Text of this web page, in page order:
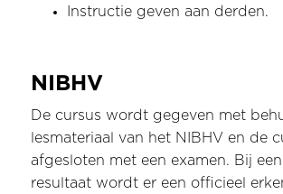
Instructie geven aan derden.
NIBHV
De cursus wordt gegeven met
lesmateriaal van het NIBHV en de
afgesloten met een examen. Bij
resultaat wordt er een officieel